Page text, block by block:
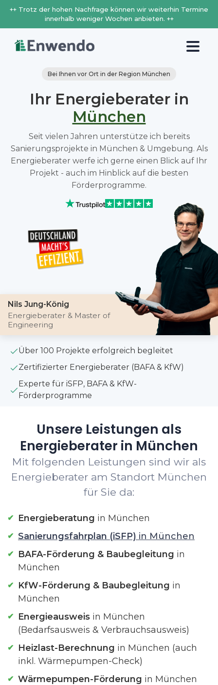
++ Trotz der hohen Nachfrage können wir weiterhin Termine
innerhalb weniger Wochen anbieten. ++
Bei Ihnen vor Ort in der Region München
Ihr Energieberater in
München
Seit vielen Jahren unterstütze ich bereits
Sanierungsprojekte in München & Umgebung. Als
Energieberater werfe ich gerne einen Blick auf Ihr
Projekt - auch im Hinblick auf die besten
Förderprogramme.
Nils Jung-König
Energieberater & Master of
Engineering
Über 100 Projekte erfolgreich begleitet
Zertifizierter Energieberater (BAFA & KfW)
Experte für iSFP, BAFA & KfW-
Förderprogramme
Unsere Leistungen als
Energieberater in München
Mit folgenden Leistungen sind wir als
Energieberater am Standort München
für Sie da:
Energieberatung in München
Sanierungsfahrplan (iSFP) in München
BAFA-Förderung & Baubegleitung in
München
KfW-Förderung & Baubegleitung in
München
Energieausweis in München
(Bedarfsausweis & Verbrauchsausweis)
Heizlast-Berechnung in München (auch
inkl. Wärmepumpen-Check)
Wärmepumpen-Förderung in München